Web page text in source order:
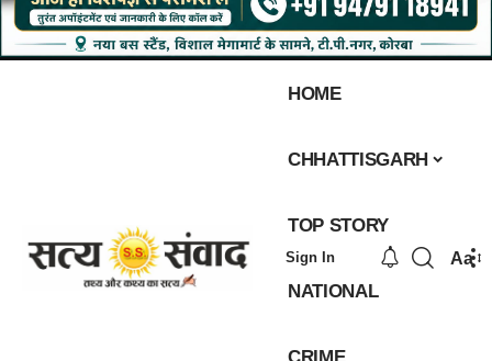
HOME
CHHATTISGARH
TOP STORY
NATIONAL
CRIME
Sign In Aa